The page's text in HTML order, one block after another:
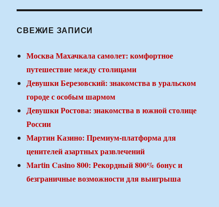
СВЕЖИЕ ЗАПИСИ
Москва Махачкала самолет: комфортное
путешествие между столицами
Девушки Березовский: знакомства в уральском
городе с особым шармом
Девушки Ростова: знакомства в южной столице
России
Мартин Казино: Премиум-платформа для
ценителей азартных развлечений
Martin Casino 800: Рекордный 800% бонус и
безграничные возможности для выигрыша